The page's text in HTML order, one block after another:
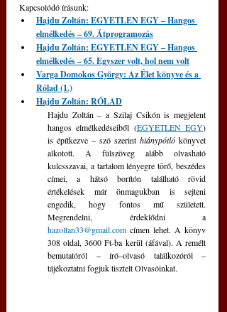
Kapcsolódó írásunk:
Hajdu Zoltán: EGYETLEN EGY – Hangos
elmélkedés – 69. Átprogramozás
Hajdu Zoltán: EGYETLEN EGY – Hangos
elmélkedés – 65. Egyszer volt, hol nem volt
Varga Domokos György: Az Élet könyve és a
Rólad (1.)
Hajdu Zoltán: RÓLAD
Hajdu Zoltán – a Szilaj Csikón is megjelent
hangos elmélkedéseiből (EGYETLEN EGY)
is építkezve – szó szerint hiánypótló könyvet
alkotott. A fülszöveg alább olvasható
kulcsszavai, a tartalom lényegre törő, beszédes
címei, a hátsó borítón található rövid
értékelések már önmagukban is sejteni
engedik, hogy fontos mű született.
hazoltan33@gmail.com címen lehet. A könyv
308 oldal, 3600 Ft-ba kerül (áfával). A remélt
bemutatóról – író–olvasó találkozóról –
tájékoztatni fogjuk tisztelt Olvasóinkat.